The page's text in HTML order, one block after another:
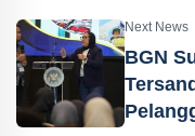
Next News
BGN